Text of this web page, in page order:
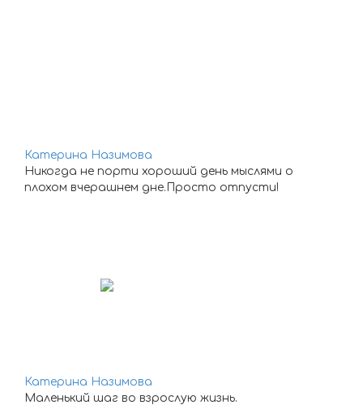
Катерина Назимова
Никогда не порти хороший день мыслями о
плохом вчерашнем дне.Просто отпусти!
Катерина Назимова
Маленький шаг во взрослую жизнь.